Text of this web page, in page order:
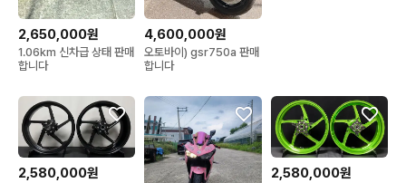
2,650,000원
1.06km 신차급 상태 판매
합니다
4,600,000원
오토바이) gsr750a 판매
합니다
2,580,000원 2,580,000원